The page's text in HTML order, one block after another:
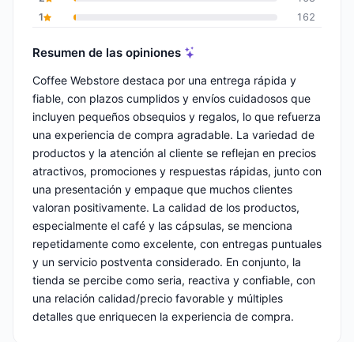
1
162
Resumen de las opiniones
Coffee Webstore destaca por una entrega rápida y
fiable, con plazos cumplidos y envíos cuidadosos que
incluyen pequeños obsequios y regalos, lo que refuerza
una experiencia de compra agradable. La variedad de
productos y la atención al cliente se reflejan en precios
atractivos, promociones y respuestas rápidas, junto con
una presentación y empaque que muchos clientes
valoran positivamente. La calidad de los productos,
especialmente el café y las cápsulas, se menciona
repetidamente como excelente, con entregas puntuales
y un servicio postventa considerado. En conjunto, la
tienda se percibe como seria, reactiva y confiable, con
una relación calidad/precio favorable y múltiples
detalles que enriquecen la experiencia de compra.